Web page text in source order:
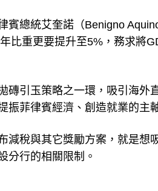
賓總統艾奎諾（Benigno
比重更要提升至5%，務求將
磚引玉策略之一環，吸引海外
振菲律賓經濟、創造就業的主
減稅與其它獎勵方案，就是
分行的相關限制。